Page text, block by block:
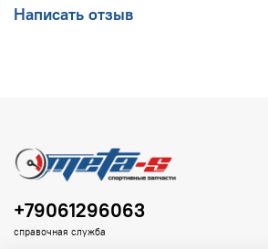
Написать отзыв
+79061296063
справочная служба